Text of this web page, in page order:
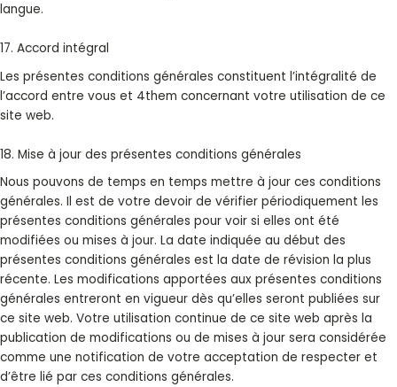
langue.
17. Accord intégral
Les présentes conditions générales constituent l’intégralité de
l’accord entre vous et 4them concernant votre utilisation de ce
site web.
18. Mise à jour des présentes conditions générales
Nous pouvons de temps en temps mettre à jour ces conditions
générales. Il est de votre devoir de vérifier périodiquement les
présentes conditions générales pour voir si elles ont été
modifiées ou mises à jour. La date indiquée au début des
présentes conditions générales est la date de révision la plus
récente. Les modifications apportées aux présentes conditions
générales entreront en vigueur dès qu’elles seront publiées sur
ce site web. Votre utilisation continue de ce site web après la
publication de modifications ou de mises à jour sera considérée
comme une notification de votre acceptation de respecter et
d’être lié par ces conditions générales.